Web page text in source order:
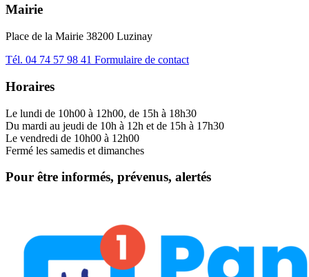
Mairie
Place de la Mairie 38200 Luzinay
Tél. 04 74 57 98 41 Formulaire de contact
Horaires
Le lundi de 10h00 à 12h00, de 15h à 18h30
Du mardi au jeudi de 10h à 12h et de 15h à 17h30
Le vendredi de 10h00 à 12h00
Fermé les samedis et dimanches
Pour être informés, prévenus, alertés